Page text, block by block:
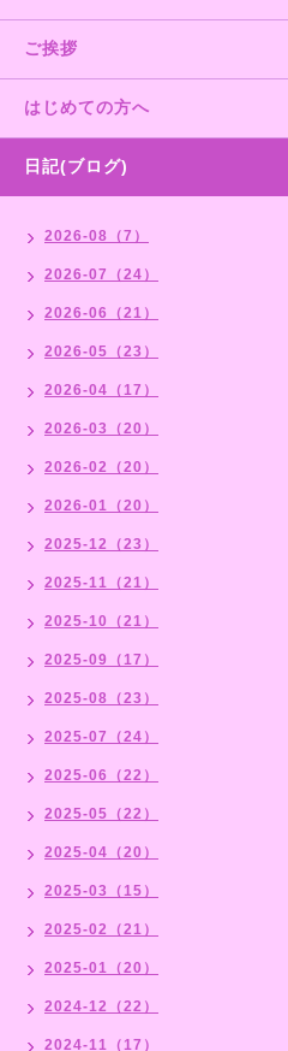
ご挨拶
はじめての方へ
日記(ブログ)
2026-08（7）
2026-07（24）
2026-06（21）
2026-05（23）
2026-04（17）
2026-03（20）
2026-02（20）
2026-01（20）
2025-12（23）
2025-11（21）
2025-10（21）
2025-09（17）
2025-08（23）
2025-07（24）
2025-06（22）
2025-05（22）
2025-04（20）
2025-03（15）
2025-02（21）
2025-01（20）
2024-12（22）
2024-11（17）